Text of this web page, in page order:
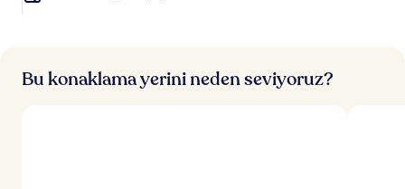
Bu konaklama yerini neden seviyoruz?